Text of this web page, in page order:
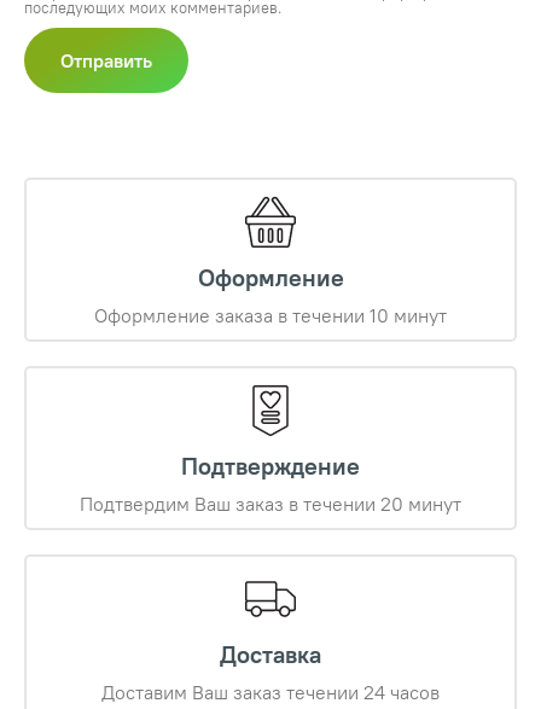
последующих моих комментариев.
Оформление
Оформление заказа в течении 10 минут
Подтверждение
Подтвердим Ваш заказ в течении 20 минут
Доставка
Доставим Ваш заказ течении 24 часов